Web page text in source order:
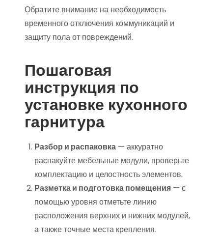
Обратите внимание на необходимость
временного отключения коммуникаций и
защиту пола от повреждений.
Пошаговая
инструкция по
установке кухонного
гарнитура
Разбор и распаковка — аккуратно
распакуйте мебельные модули, проверьте
комплектацию и целостность элементов.
Разметка и подготовка помещения — с
помощью уровня отметьте линию
расположения верхних и нижних модулей,
а также точные места крепления.